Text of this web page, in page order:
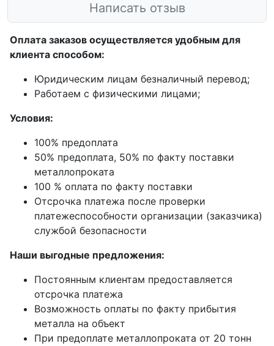
Написать отзыв
Оплата заказов осуществляется удобным для
клиента способом:
Юридическим лицам безналичный перевод;
Работаем с физическими лицами;
Условия:
100% предоплата
50% предоплата, 50% по факту поставки
металлопроката
100 % оплата по факту поставки
Отсрочка платежа после проверки
платежеспособности организации (заказчика)
службой безопасности
Наши выгодные предложения:
Постоянным клиентам предоставляется
отсрочка платежа
Возможность оплаты по факту прибытия
металла на объект
При предоплате металлопроката от 20 тонн